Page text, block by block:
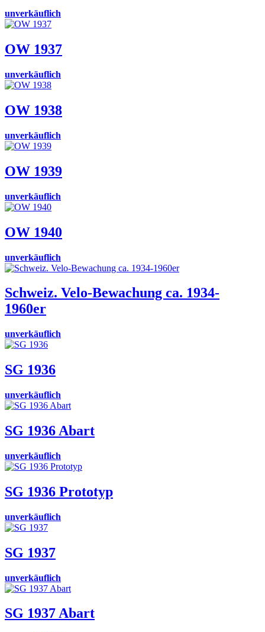
unverkäuflich
OW 1937
unverkäuflich
OW 1938
unverkäuflich
OW 1939
unverkäuflich
OW 1940
unverkäuflich
Schweiz. Velo-Bewachung ca. 1934-
1960er
unverkäuflich
SG 1936
unverkäuflich
SG 1936 Abart
unverkäuflich
SG 1936 Prototyp
unverkäuflich
SG 1937
unverkäuflich
SG 1937 Abart